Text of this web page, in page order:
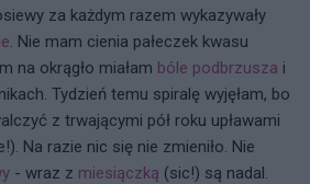
za każdym razem wykazywały
. Nie mam cienia pałeczek kwasu
na okrągło miałam bóle podbrzusza i
Tydzień temu spiralę wyjęłam, bo
z trwającymi pół roku upławami
Na razie nic się nie zmieniło. Nie
- wraz z miesiączką (sic!) są nadal.